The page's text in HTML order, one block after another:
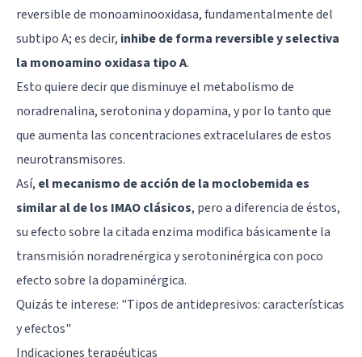
reversible de monoaminooxidasa, fundamentalmente del
subtipo A; es decir, inhibe de forma reversible y selectiva
la monoamino oxidasa tipo A.
Esto quiere decir que disminuye el metabolismo de
noradrenalina, serotonina y dopamina, y por lo tanto que
que aumenta las concentraciones extracelulares de estos
neurotransmisores.
Así, el mecanismo de acción de la moclobemida es
similar al de los IMAO clásicos, pero a diferencia de éstos,
su efecto sobre la citada enzima modifica básicamente la
transmisión noradrenérgica y serotoninérgica con poco
efecto sobre la dopaminérgica.
Quizás te interese: "Tipos de antidepresivos: características
y efectos"
Indicaciones terapéuticas